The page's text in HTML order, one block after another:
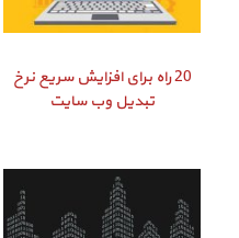
20 راه برای افزایش سریع نرخ
تبدیل وب سایت